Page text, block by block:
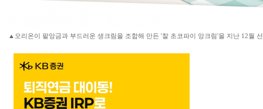
▲오리온이 팥앙금과 부드러운 생크림을 조합해 만든 '찰 초코파이 앙크림'을 지난 12월